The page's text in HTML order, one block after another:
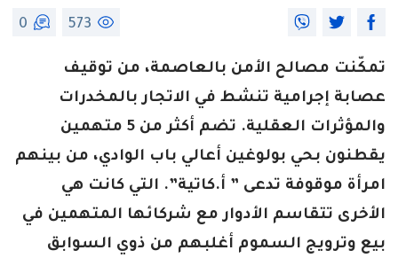
573
0
تمكّنت مصالح الأمن بالعاصمة، من توقيف
عصابة إجرامية تنشط في الاتجار بالمخدرات
والمؤثرات العقلية. تضم أكثر من 5 متهمين
يقطنون بحي بولوغين أعالي باب الوادي، من بينهم
امرأة موقوفة تدعى ” أ.كاتية”. التي كانت هي
الأخرى تتقاسم الأدوار مع شركائها المتهمين في
بيع وترويج السموم أغلبهم من ذوي السوابق